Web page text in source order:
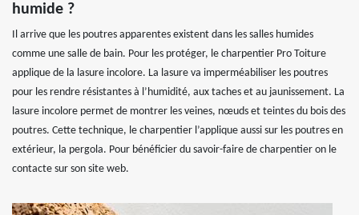
humide ?
Il arrive que les poutres apparentes existent dans les salles humides
comme une salle de bain. Pour les protéger, le charpentier Pro Toiture
applique de la lasure incolore. La lasure va imperméabiliser les poutres
pour les rendre résistantes à l’humidité, aux taches et au jaunissement. La
lasure incolore permet de montrer les veines, nœuds et teintes du bois des
poutres. Cette technique, le charpentier l’applique aussi sur les poutres en
extérieur, la pergola. Pour bénéficier du savoir-faire de charpentier on le
contacte sur son site web.